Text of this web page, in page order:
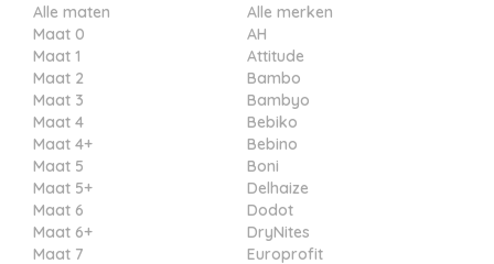
Alle maten
Maat 0
Maat 1
Maat 2
Maat 3
Maat 4
Maat 4+
Maat 5
Maat 5+
Maat 6
Maat 6+
Maat 7
Alle merken
AH
Attitude
Bambo
Bambyo
Bebiko
Bebino
Boni
Delhaize
Dodot
DryNites
Europrofit